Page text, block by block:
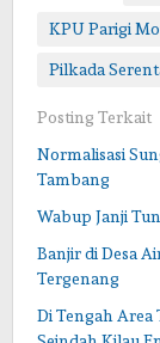
KPU Parigi
Pilkada
Posting Terkait
Normalisasi
Tambang
Wabup Janji
Banjir di Desa
Tergenang
Di Tengah Area